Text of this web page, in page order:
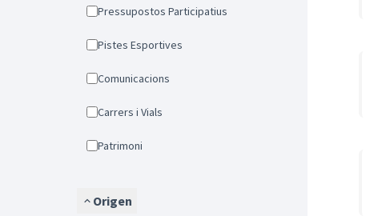
Pressupostos Participatius
Pistes Esportives
Comunicacions
Carrers i Vials
Patrimoni
Origen